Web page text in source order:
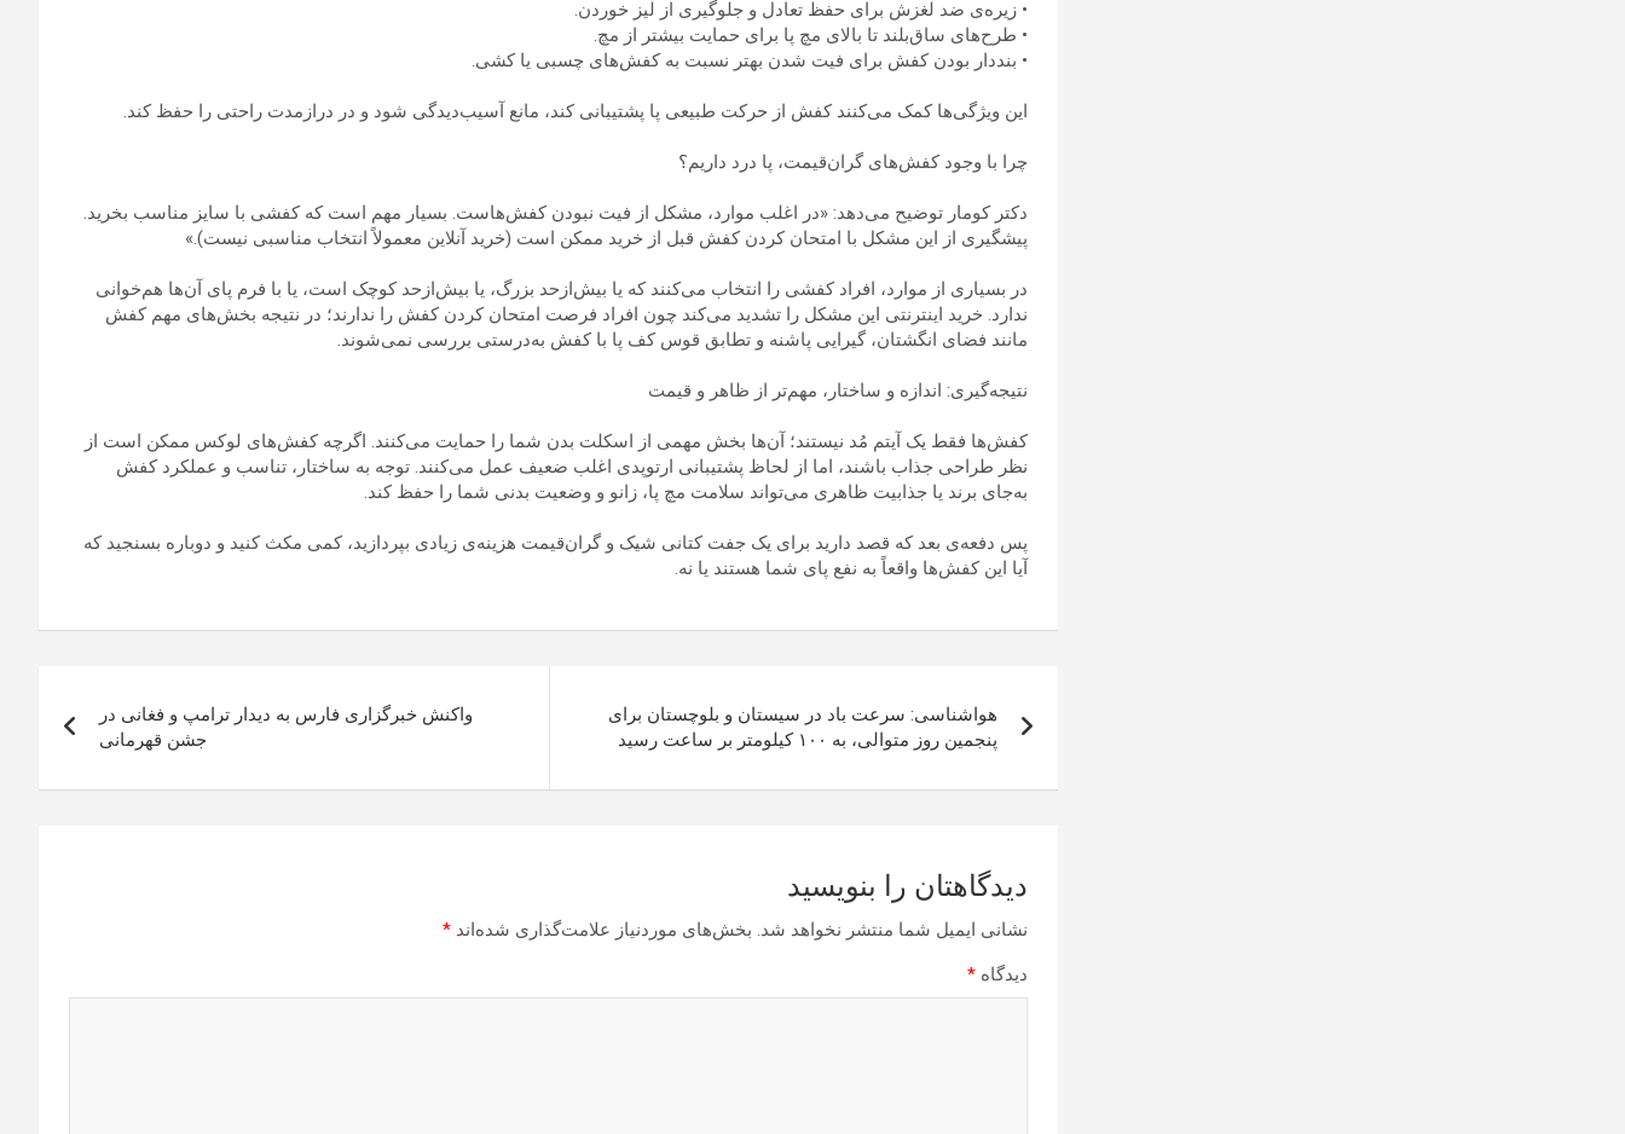
• زیره‌ی ضد لغزش برای حفظ تعادل و جلوگیری از لیز خوردن.
• طرح‌های ساق‌بلند تا بالای مچ پا برای حمایت بیشتر از مچ.
• بنددار بودن کفش برای فیت شدن بهتر نسبت به کفش‌های چسبی یا کشی.
این ویژگی‌ها کمک می‌کنند کفش از حرکت طبیعی پا پشتیبانی کند، مانع آسیب‌دیدگی شود و در درازمدت راحتی را حفظ کند.
چرا با وجود کفش‌های گران‌قیمت، پا درد داریم؟
دکتر کومار توضیح می‌دهد: «در اغلب موارد، مشکل از فیت نبودن کفش‌هاست. بسیار مهم است که کفشی با سایز مناسب بخرید.
پیشگیری از این مشکل با امتحان کردن کفش قبل از خرید ممکن است (خرید آنلاین معمولاً انتخاب مناسبی نیست).»
در بسیاری از موارد، افراد کفشی را انتخاب می‌کنند که یا بیش‌ازحد بزرگ، یا بیش‌ازحد کوچک است، یا با فرم پای آن‌ها هم‌خوانی
ندارد. خرید اینترنتی این مشکل را تشدید می‌کند چون افراد فرصت امتحان کردن کفش را ندارند؛ در نتیجه بخش‌های مهم کفش
مانند فضای انگشتان، گیرایی پاشنه و تطابق قوس کف پا با کفش به‌درستی بررسی نمی‌شوند.
نتیجه‌گیری: اندازه و ساختار، مهم‌تر از ظاهر و قیمت
کفش‌ها فقط یک آیتم مُد نیستند؛ آن‌ها بخش مهمی از اسکلت بدن شما را حمایت می‌کنند. اگرچه کفش‌های لوکس ممکن است از
نظر طراحی جذاب باشند، اما از لحاظ پشتیبانی ارتوپدی اغلب ضعیف عمل می‌کنند. توجه به ساختار، تناسب و عملکرد کفش
به‌جای برند یا جذابیت ظاهری می‌تواند سلامت مچ پا، زانو و وضعیت بدنی شما را حفظ کند.
پس دفعه‌ی بعد که قصد دارید برای یک جفت کتانی شیک و گران‌قیمت هزینه‌ی زیادی بپردازید، کمی مکث کنید و دوباره بسنجید که
آیا این کفش‌ها واقعاً به نفع پای شما هستند یا نه.
نوشته
هواشناسی: سرعت باد در سیستان و بلوچستان برای
پنجمین روز متوالی، به ۱۰۰ کیلومتر بر ساعت رسید
واکنش خبرگزاری فارس به دیدار ترامپ و فغانی در
جشن قهرمانی
دیدگاهتان را بنویسید
نشانی ایمیل شما منتشر نخواهد شد. بخش‌های موردنیاز علامت‌گذاری شده‌اند *
دیدگاه *